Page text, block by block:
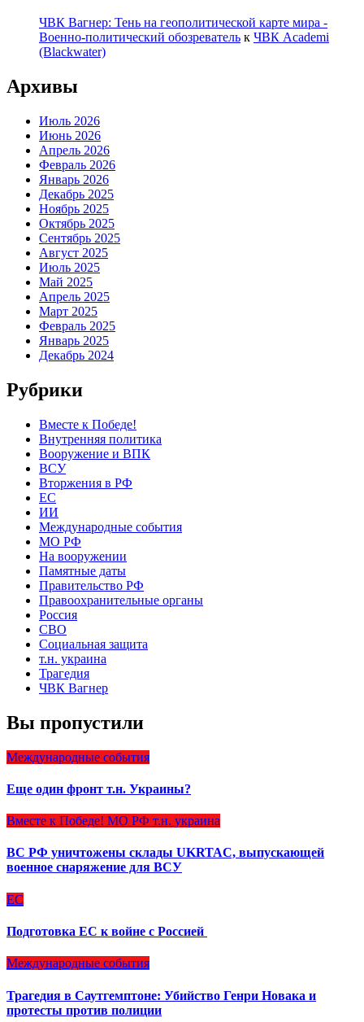
ЧВК Вагнер: Тень на геополитической карте мира -
Военно-политический обозреватель к ЧВК Academi
(Blackwater)
Архивы
Июль 2026
Июнь 2026
Апрель 2026
Февраль 2026
Январь 2026
Декабрь 2025
Ноябрь 2025
Октябрь 2025
Сентябрь 2025
Август 2025
Июль 2025
Май 2025
Апрель 2025
Март 2025
Февраль 2025
Январь 2025
Декабрь 2024
Рубрики
Вместе к Победе!
Внутренняя политика
Вооружение и ВПК
ВСУ
Вторжения в РФ
ЕС
ИИ
Международные события
МО РФ
На вооружении
Памятные даты
Правительство РФ
Правоохранительные органы
Россия
СВО
Социальная защита
т.н. украина
Трагедия
ЧВК Вагнер
Вы пропустили
Международные события
Еще один фронт т.н. Украины?
Вместе к Победе! МО РФ т.н. украина
ВС РФ уничтожены склады UKRTAC, выпускающей
военное снаряжение для ВСУ
ЕС
Подготовка ЕС к войне с Россией
Международные события
Трагедия в Саутгемптоне: Убийство Генри Новака и
протесты против полиции